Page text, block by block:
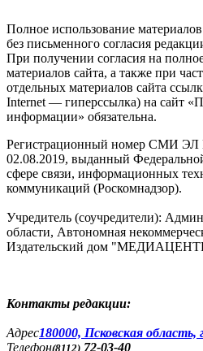
Полное использование материалов
без письменного согласия
При получении согласия на
материалов сайта, а также при
отдельных материалов сайта
Internet — гиперссылка) на сайт
информации» обязательна.
Регистрационный номер СМИ
02.08.2019, выданный
сфере связи, информационных
коммуникаций (Роскомнадзор).
Учредитель (соучредители):
области, Автономная
Издательский дом
Контакты редакции:
Адреc180000, Псковская
Телефон(8112) 72-03-40